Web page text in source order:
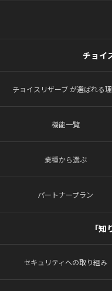
チョイ
チョイスリザーブ が選ばれる
機能一覧
業種から選ぶ
パートナープラン
「
セキュリティへの取り組み